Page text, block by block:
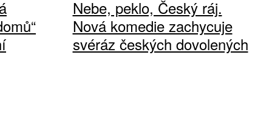
Nebe, peklo, Český ráj.
Nová komedie zachycuje
svéráz českých dovolených